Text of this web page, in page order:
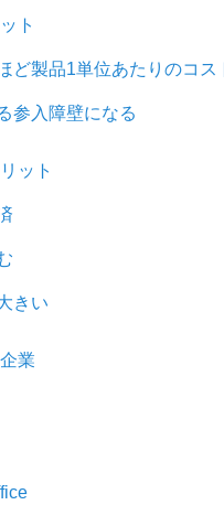
ト
ど製品1単位あたりのコス
参入障壁になる
ット
きい
業